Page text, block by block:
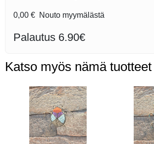
0,00 € Nouto myymälästä
Palautus 6.90€
Katso myös nämä tuotteet